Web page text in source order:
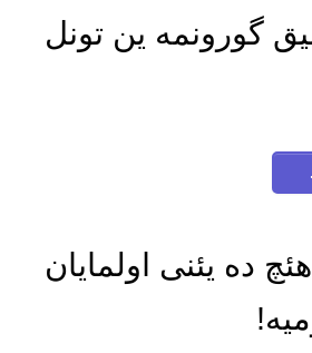
گورونمه ین تونل
ده یئنی اولمایان